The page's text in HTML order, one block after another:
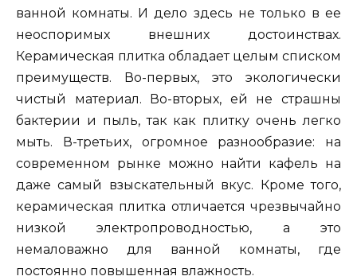
ванной комнаты. И дело здесь не только в ее
неоспоримых внешних достоинствах.
Керамическая плитка обладает целым списком
преимуществ. Во-первых, это экологически
чистый материал. Во-вторых, ей не страшны
бактерии и пыль, так как плитку очень легко
мыть. В-третьих, огромное разнообразие: на
современном рынке можно найти кафель на
даже самый взыскательный вкус. Кроме того,
керамическая плитка отличается чрезвычайно
низкой электропроводностью, а это
немаловажно для ванной комнаты, где
постоянно повышенная влажность.